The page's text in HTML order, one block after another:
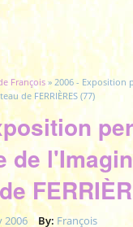
François» 2006 - Exposition
de FERRIÈRES (77)
de
2006 By: François